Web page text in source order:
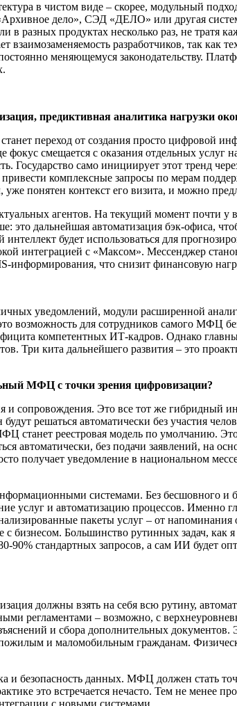
в чистом виде – скорее, модульный
дело», СЭД «ДЕЛО» или другая
разных продуктах несколько раз, не тратя
разработчиков, так как
меняющемуся законодательству.
предиктивная аналитика нагрузки
переход от создания просто цифровой
смещается с оказания отдельных услуг
само инициирует этот тренд
комплексные запросы по мерам
понятен контекст его визита, и можно
агентов. На текущий момент почти
это дальнейшая автоматизация бэк-офиса,
будет использоваться для
интеграцией с «Максом». Мессенджер
информирования, что снизит финансовую
уведомлений, модули расширенной
возможность для сотрудников самого МФЦ
компетентных ИТ-кадров. Однако
Три кита дальнейшего развития – это
МФЦ с точки зрения цифровизации?
сопровождения. Это все тот же гибридный
решаться автоматически без участия
станет реестровая модель по умолчанию.
автоматически, без подачи заявлений, на
получает уведомление в национальном
системами. Без бесшовного и
услуг и автоматизацию процессов. Именно
пакеты услуг – от напоминания
бизнесом. Большинство рутинных задач, как
90% стандартных запросов, а сам ИИ будет
должны взять на себя всю рутину,
регламентами – возможно, с
и сбора дополнительных документов.
и маломобильным гражданам.
безопасность данных. МФЦ должен стать
это встречается нечасто. Тем не менее